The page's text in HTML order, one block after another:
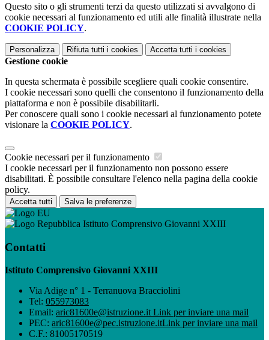
Questo sito o gli strumenti terzi da questo utilizzati si avvalgono di
cookie necessari al funzionamento ed utili alle finalità illustrate nella
COOKIE POLICY.
Personalizza Rifiuta tutti i cookies Accetta tutti i cookies
Gestione cookie
In questa schermata è possibile scegliere quali cookie consentire.
I cookie necessari sono quelli che consentono il funzionamento della
piattaforma e non è possibile disabilitarli.
Per conoscere quali sono i cookie necessari al funzionamento potete
visionare la COOKIE POLICY.
Cookie necessari per il funzionamento
I cookie necessari per il funzionamento non possono essere
disabilitati. È possibile consultare l'elenco nella pagina della cookie
policy.
Accetta tutti Salva le preferenze
Istituto Comprensivo Giovanni XXIII
Contatti
Istituto Comprensivo Giovanni XXIII
Via Adige n° 1 - Terranuova Bracciolini
Tel: 055973083
Email: aric81600e@istruzione.it Link per inviare una mail
PEC: aric81600e@pec.istruzione.itLink per inviare una mail
C.F.: 81005170519